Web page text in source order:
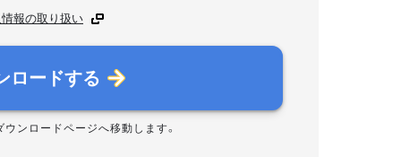
報の取り扱い
ロードする
ウンロードページへ移動します。